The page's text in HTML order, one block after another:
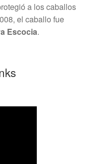
a los caballos
el caballo fue
Escocia.